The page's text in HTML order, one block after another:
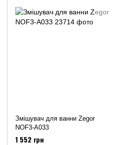
Змішувач для ванни Zegor
NОF3-A033
1 552 грн